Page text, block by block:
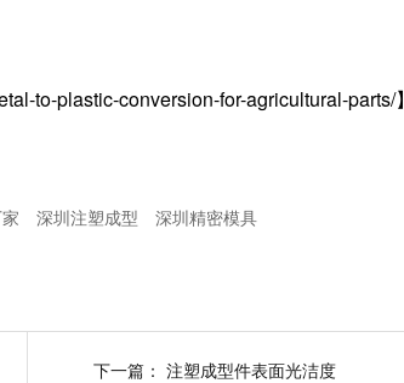
to-plastic-conversion-for-agricultural-parts/】
深圳注塑成型
深圳精密模具
下一篇： 注塑成型件表面光洁度